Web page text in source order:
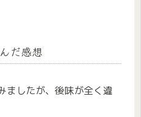
だ感想
ましたが、後味が全く違